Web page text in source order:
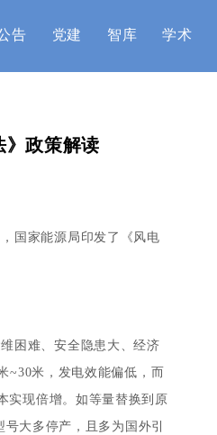
告 党建 智库 学术
政策解读
国家能源局印发了《风电
困难、安全隐患大、经济
~30米，发电效能偏低，而
实现倍增。如等量替换到原
大多停产，且多为国外引